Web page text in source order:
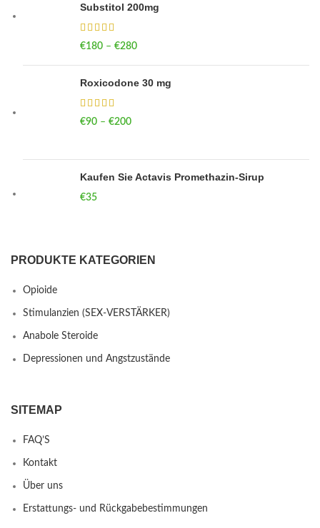
Substitol 200mg
€180 – €280
Roxicodone 30 mg
€90 – €200
Kaufen Sie Actavis Promethazin-Sirup
€35
PRODUKTE KATEGORIEN
Opioide
Stimulanzien (SEX-VERSTÄRKER)
Anabole Steroide
Depressionen und Angstzustände
SITEMAP
FAQ’S
Kontakt
Über uns
Erstattungs- und Rückgabebestimmungen